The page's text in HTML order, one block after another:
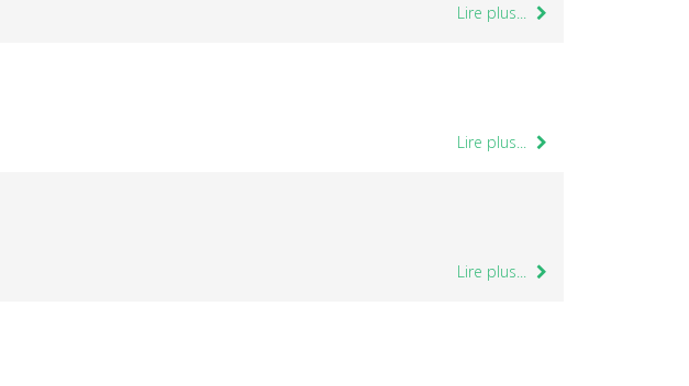
Lire plus...
Lire plus...
Lire plus...